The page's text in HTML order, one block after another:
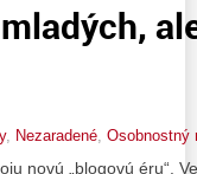
, Nezaradené, Osobnostný
novú „blogovú éru“.